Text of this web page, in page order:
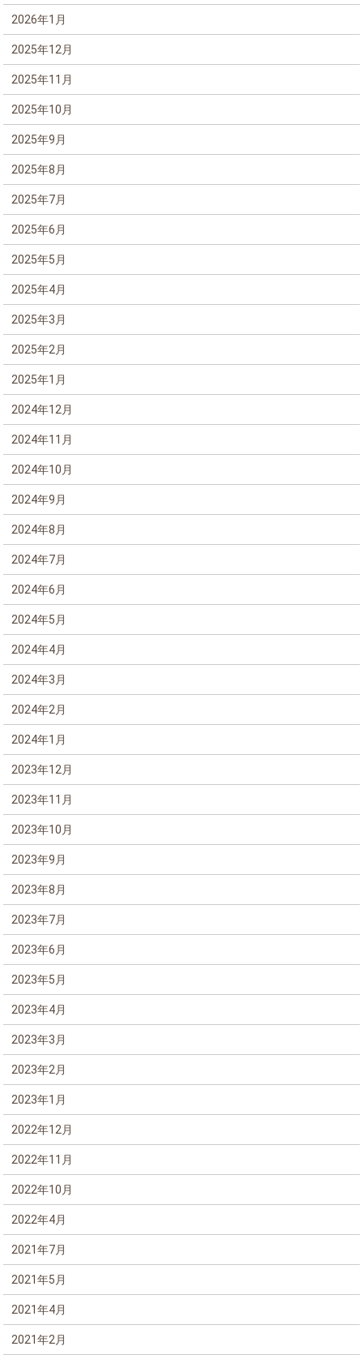
2026年1月
2025年12月
2025年11月
2025年10月
2025年9月
2025年8月
2025年7月
2025年6月
2025年5月
2025年4月
2025年3月
2025年2月
2025年1月
2024年12月
2024年11月
2024年10月
2024年9月
2024年8月
2024年7月
2024年6月
2024年5月
2024年4月
2024年3月
2024年2月
2024年1月
2023年12月
2023年11月
2023年10月
2023年9月
2023年8月
2023年7月
2023年6月
2023年5月
2023年4月
2023年3月
2023年2月
2023年1月
2022年12月
2022年11月
2022年10月
2022年4月
2021年7月
2021年5月
2021年4月
2021年2月